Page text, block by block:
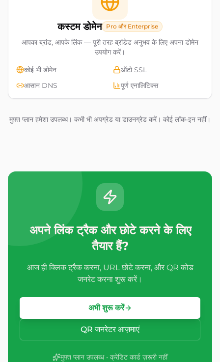
कस्टम डोमेन Pro और Enterprise
आपका ब्रांड, आपके लिंक — पूरी तरह ब्रांडेड अनुभव के लिए अपना डोमेन
उपयोग करें।
कोई भी डोमेन
ऑटो SSL
आसान DNS
पूर्ण एनालिटिक्स
मुफ़्त प्लान हमेशा उपलब्ध। कभी भी अपग्रेड या डाउनग्रेड करें। कोई लॉक-इन नहीं।
अपने लिंक ट्रैक और छोटे करने के लिए
तैयार हैं?
आज ही क्लिक ट्रैक करना, URL छोटे करना, और QR कोड
जनरेट करना शुरू करें।
अभी शुरू करें
QR जनरेटर आज़माएं
मुफ़्त प्लान उपलब्ध • क्रेडिट कार्ड ज़रूरी नहीं